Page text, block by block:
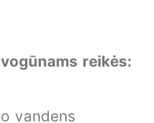
reikės:
vandens